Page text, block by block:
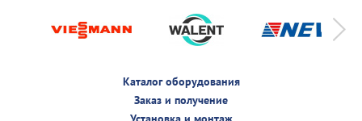
Каталог оборудования
Заказ и получение